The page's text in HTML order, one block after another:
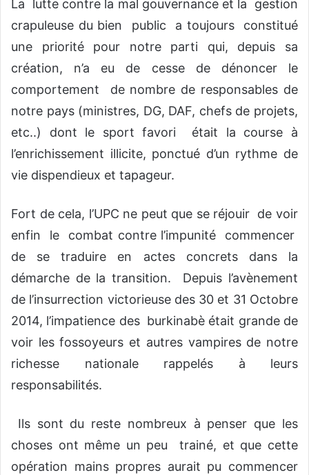
La lutte contre la mal gouvernance et la gestion
crapuleuse du bien public a toujours constitué
une priorité pour notre parti qui, depuis sa
création, n’a eu de cesse de dénoncer le
comportement de nombre de responsables de
notre pays (ministres, DG, DAF, chefs de projets,
etc..) dont le sport favori était la course à
l’enrichissement illicite, ponctué d’un rythme de
vie dispendieux et tapageur.
Fort de cela, l’UPC ne peut que se réjouir de voir
enfin le combat contre l’impunité commencer
de se traduire en actes concrets dans la
démarche de la transition. Depuis l’avènement
de l’insurrection victorieuse des 30 et 31 Octobre
2014, l’impatience des burkinabè était grande de
voir les fossoyeurs et autres vampires de notre
richesse nationale rappelés à leurs
responsabilités.
Ils sont du reste nombreux à penser que les
choses ont même un peu trainé, et que cette
opération mains propres aurait pu commencer